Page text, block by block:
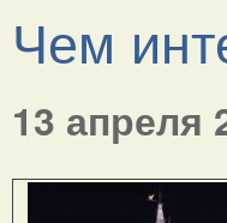
Чем
13 апреля